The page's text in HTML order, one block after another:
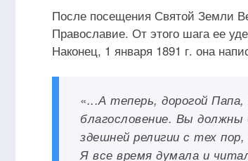
После посещения Святой Земли
Православие. От этого шага ее
Наконец, 1 января 1891 г. она
«...А теперь, дорогой
благословение. Вы
здешней религии с тех
Я все время думала и